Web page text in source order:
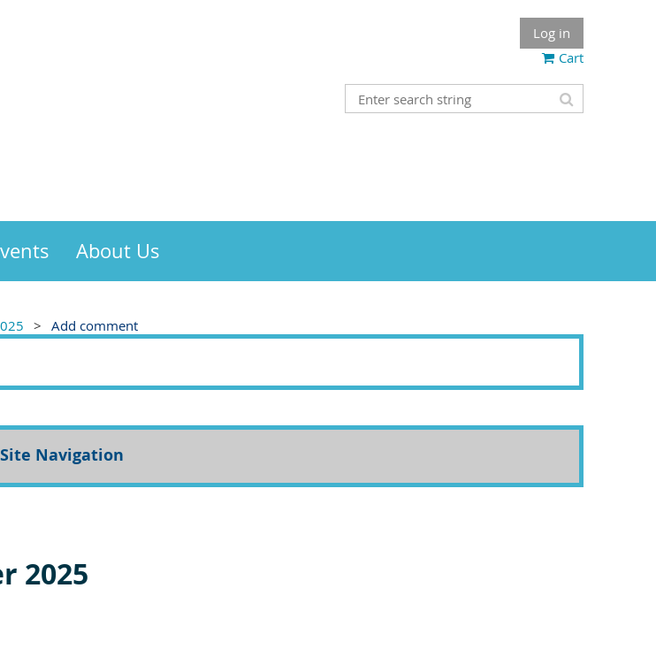
Log in
Cart
About Us
Add comment
Site Navigation
2025